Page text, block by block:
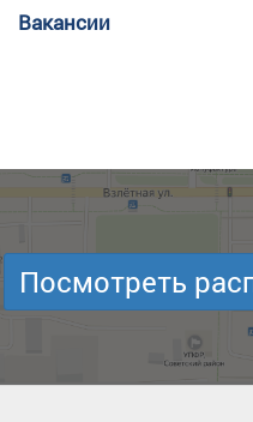
Вакансии
Посмотреть